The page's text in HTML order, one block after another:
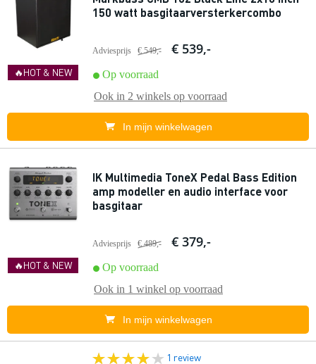
🔥HOT & NEW
150 watt basgitaarversterkercombo
Adviesprijs € 549,- € 539,-
Op voorraad
Ook in 2 winkels op voorraad
In mijn winkelwagen
🔥HOT & NEW
IK Multimedia ToneX Pedal Bass Edition
amp modeller en audio interface voor
basgitaar
Adviesprijs € 489,- € 379,-
Op voorraad
Ook in 1 winkel op voorraad
In mijn winkelwagen
1 review